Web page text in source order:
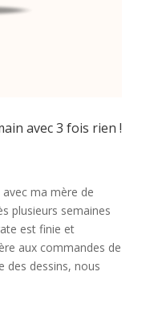
avec 3 fois rien !
ma mère de
plusieurs semaines
est finie et
aux commandes de
des dessins, nous